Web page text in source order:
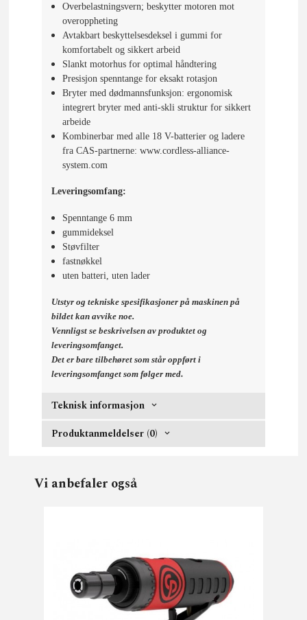
Overbelastningsvern; beskytter motoren mot
overoppheting
Avtakbart beskyttelsesdeksel i gummi for
komfortabelt og sikkert arbeid
Slankt motorhus for optimal håndtering
Presisjon spenntange for eksakt rotasjon
Bryter med dødmannsfunksjon: ergonomisk
integrert bryter med anti-skli struktur for sikkert
arbeide
Kombinerbar med alle 18 V-batterier og ladere
fra CAS-partnerne: www.cordless-alliance-
system.com
Leveringsomfang:
Spenntange 6 mm
gummideksel
Støvfilter
fastnøkkel
uten batteri, uten lader
Utstyr og tekniske spesifikasjoner på maskinen på
bildet kan avvike noe.
Vennligst se beskrivelsen av produktet og
leveringsomfanget.
Det er bare tilbehøret som står oppført i
leveringsomfanget som følger med.
Teknisk informasjon
Produktanmeldelser (0)
Vi anbefaler også